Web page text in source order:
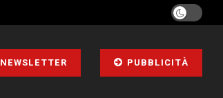
NEWSLETTER PUBBLICITÀ